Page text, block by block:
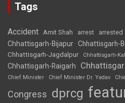
Tags
Accident Amit Shah arrest arrested
Chhattisgarh-Bijapur Chhattisgarh-
Chhattisgarh-Jagdalpur Chhattisgarh-
Chhattisgarh-Raigarh
Chief Minister
Chief Minister Dr. Yadav
Congress dprcg